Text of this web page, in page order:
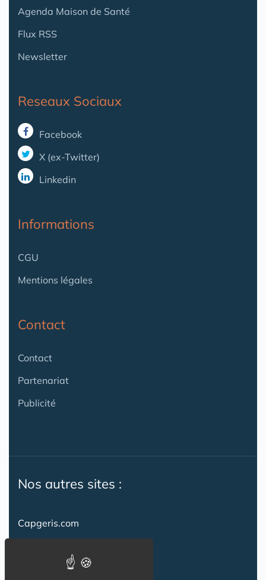
Agenda Maison de Santé
Flux RSS
Newsletter
Reseaux Sociaux
Facebook
X (ex-Twitter)
Linkedin
Informations
CGU
Mentions légales
Contact
Contact
Partenariat
Publicité
Nos autres sites :
Capgeris.com
Emploi-formation-sante.com